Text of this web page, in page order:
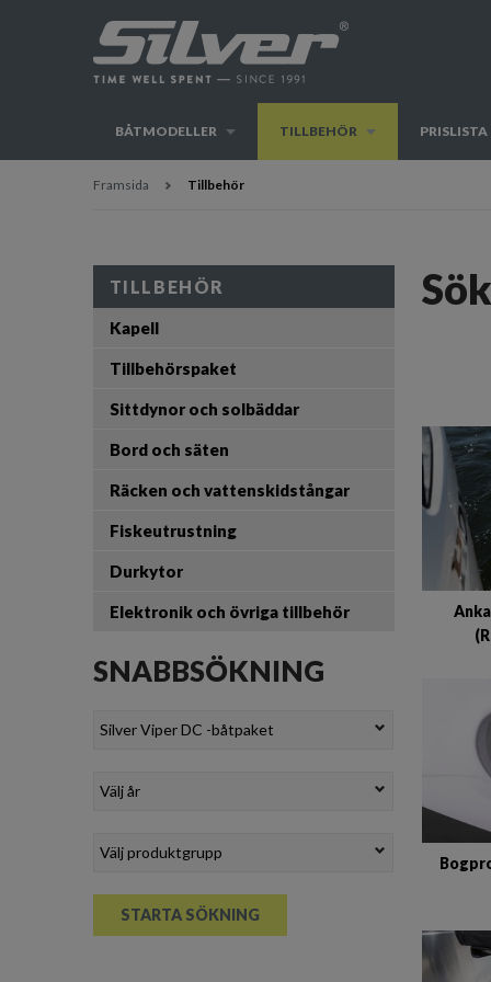
BÅTMODELLER TILLBEHÖR PRISLISTA
Framsida Tillbehör
TILLBEHÖR
Kapell
Tillbehörspaket
Sittdynor och solbäddar
Bord och säten
Räcken och vattenskidstångar
Fiskeutrustning
Durkytor
Elektronik och övriga tillbehör
SNABBSÖKNING